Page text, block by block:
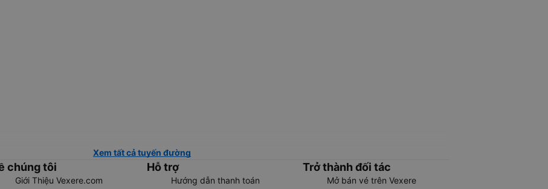
Xem tất cả tuyến đường
chúng tôi
Giới Thiệu Vexere.com
Hỗ trợ
Hướng dẫn thanh toán
Trở thành đối tác
Mở bán vé trên Vexere